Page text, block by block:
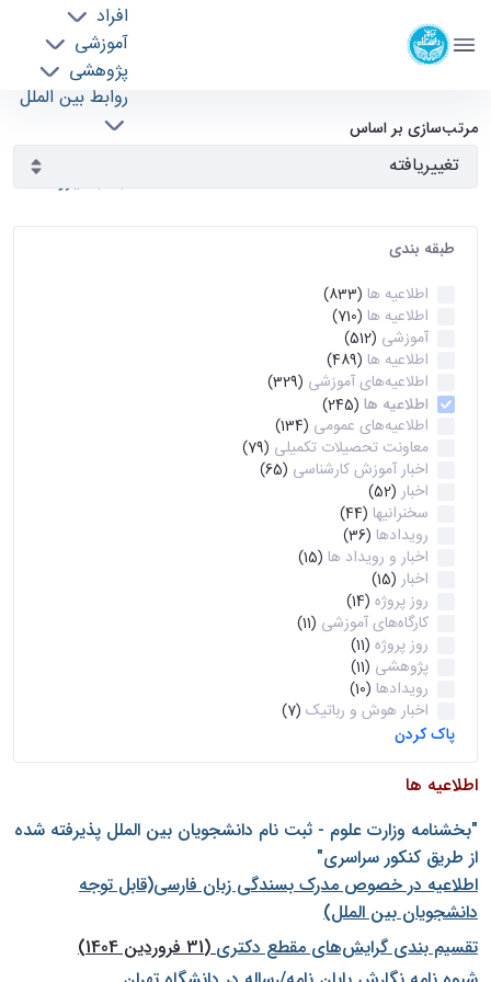
افراد
آموزشی
پژوهشی
روابط بین الملل
خدمات
آرشیو اطلاعیه ها - ece- دانشکده مهندسی برق و
کامپیوتر
مرتب‌سازی بر اساس
طبقه بندی
اطلاعیه ها (833)
اطلاعیه ها (710)
آموزشی (512)
اطلاعیه ها (489)
اطلاعیه‌های‌ آموزشی (329)
اطلاعیه ها (245)
اطلاعیه‌های عمومی (134)
معاونت تحصیلات تکمیلی (79)
اخبار آموزش کارشناسی (65)
اخبار (52)
سخنرانیها (44)
رویدادها (36)
اخبار و رویداد ها (15)
اخبار (15)
روز پروژه (14)
کارگاه‌های آموزشی (11)
روز پروژه (11)
پژوهشی (11)
رویدادها (10)
اخبار هوش و رباتیک (7)
پاک کردن
اطلاعیه ها
"بخشنامه وزارت علوم - ثبت نام دانشجويان بين الملل پذيرفته شده
از طريق كنكور سراسری"
اطلاعیه در خصوص مدرک بسندگی زبان فارسی(قابل توجه
دانشجویان بین الملل)
تقسیم بندی گرایش‌های مقطع دکتری(31 فروردین 1404)